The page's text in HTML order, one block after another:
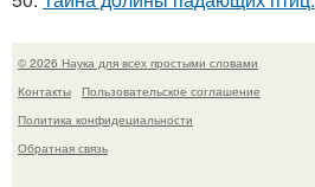
© 2026 Наука для всех простыми словами
Контакты
Пользовательское соглашение
Политика конфидециальности
Обратная связь